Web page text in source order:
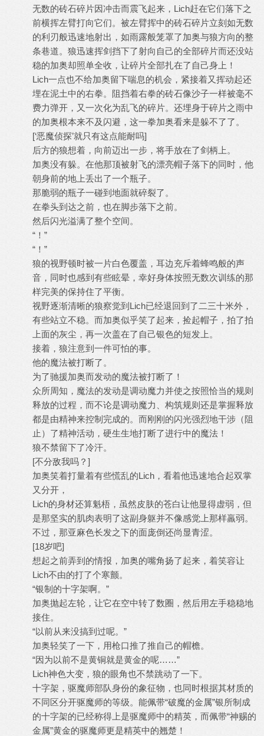
无数的砖石碎片因冲击而震飞起来，Lich赶在它们落下之
前横挥左臂打向它们。被左臂挥中的砖石碎片立刻如无数
的利刃般迅速地射出，如雨露般笼罩了加奥与狼方向的整
条巷道。狼迅速挥剑挡下了射向自己的全部碎片而还没站
稳的加奥却照单全收，让碎片全部扎在了自己身上！
Lich一点也不给加奥留下喘息的机会，紧接着又挥动起还
埋在泥土中的右拳。阻挡着右拳的砖石像沙子一样被毫不
费力弹开，又一次化为乱飞的碎片。还埋身于碎片之雨中
的加奥根本来不及闪避，这一拳加奥看来是躲不了了。
[‘恶魔侦探’就只有这点能耐吗]
后方的狼想着，向前迈出一步，将手放在了剑柄上。
加奥没有躲。在他那顶被射飞的漂亮帽子落下的同时，他
朝身前的地上丢出了一个瓶子。
那脆弱的瓶子一碰到地面就碎裂了。
在拳头到达之前，也在脚步落下之前。
然后闪光溢满了整个空间。
“！”
“！”
狼的视野顿时被一片白色覆盖，耳边充斥着蜂鸣般的声
音，同时也感到有些眩晕，幸好身体按照无数次训练的那
样完美的保持住了平衡。
视野逐渐清晰的狼察觉到Lich已经退回到了二三十米外，
有些站立不稳。而加奥似乎笑了起来，捡起帽子，拍了拍
上面的灰尘，再一次盖在了自己银色的短发上。
接着，狼注意到一件可怕的事。
他的魔法被打断了。
为了驰援加奥而发动的魔法被打断了！
众所周知，魔法的发动是调动魔力并使之按照恰当的规则
释放的过程，而不论是调动魔力、构筑规则还是掌握释放
都是由精神来控制完成的。而刚刚的闪光强烈地干涉（阻
止）了精神活动，硬生生地打断了进行中的魔法！
狼不禁留下了冷汗。
[不分敌我吗？]
加奥笑着打量着有些慌乱的Lich，看着他迅速地合起双掌
又分开，
Lich的身材还算魁梧，虽然皮肤的苍白让他显得虚弱，但
是那坚实的肌肉表明了这副身躯并不像感觉上那样羸弱。
不过，那亚麻色长发之下的面庞倒还尚显青涩。
[18岁吧]
想起之前弄到的情报，加奥的嘴角扬了起来，着笑容让
Lich不由的打了个寒颤。
“银制的十字架啊。”
加奥抛起左轮，让它在空中转了数圈，然后用左手稳稳地
接住。
“以前从来没搞到过呢。”
加奥轻笑了一下，用枪口推了推自己的帽檐。
“因为以前不是黄铜就是黄金的呢……”
Lich神色大变，狼的眼角也不禁跳动了一下。
十字架，驱魔师部队身份的象征物，也同时根据其材质的
不同区分开驱魔师的等级。能佩带“破魔的金属”银所制成
的十字架的已经称得上是驱魔师中的精英，而佩带“神赐的
金属”黄金的驱魔师更是精英中的翘楚！